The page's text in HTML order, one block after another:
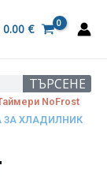
0.00 €
ТЪРСЕНЕ
NoFrost
ЗА ХЛАДИЛНИК